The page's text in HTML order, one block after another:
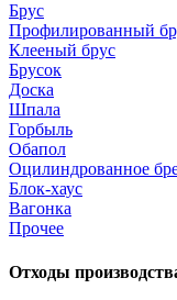
Брус
Профилированный
Клееный брус
Брусок
Доска
Шпала
Горбыль
Обапол
Оцилиндрованное
Блок-хаус
Вагонка
Прочее
Отходы